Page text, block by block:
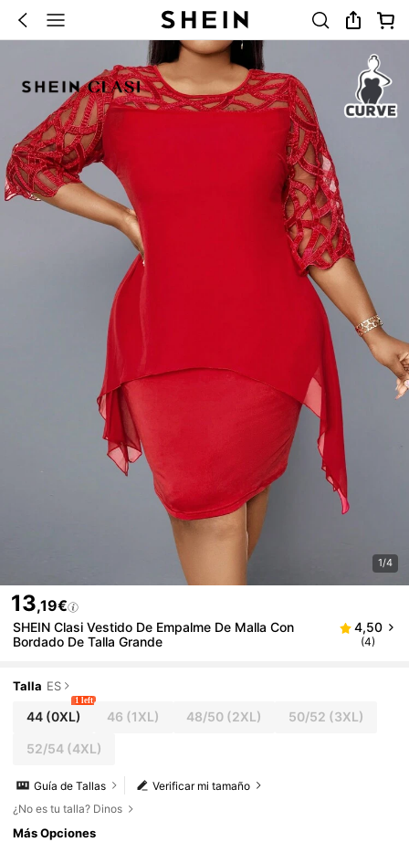
1/4
13,19€
SHEIN Clasi Vestido De Empalme De Malla Con
Bordado De Talla Grande
4,50
(4)
Talla ES
44(0XL)
1 left
46 (1XL) 48/50(2XL) 50/52 (3XL)
52/54(4XL)
Verificar mi tamaño
Guía de Tallas
¿No es tu talla? Dinos
Más Opciones